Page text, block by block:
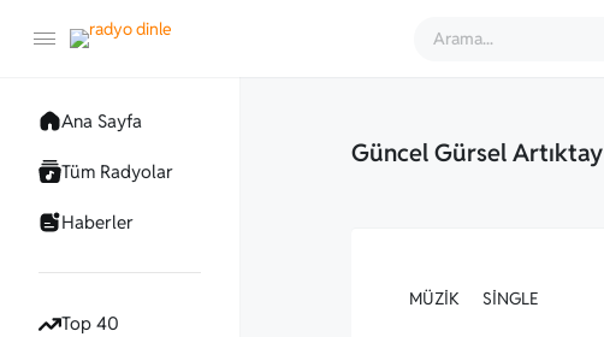
Ana Sayfa
Tüm Radyolar
Haberler
Top 40
Güncel Gürsel Artıktay
MÜZIK SINGLE